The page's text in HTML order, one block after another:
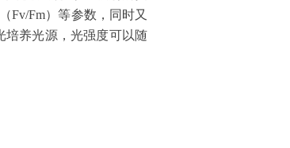
Fv/Fm）等参数，同时又
培养光源，光强度可以随